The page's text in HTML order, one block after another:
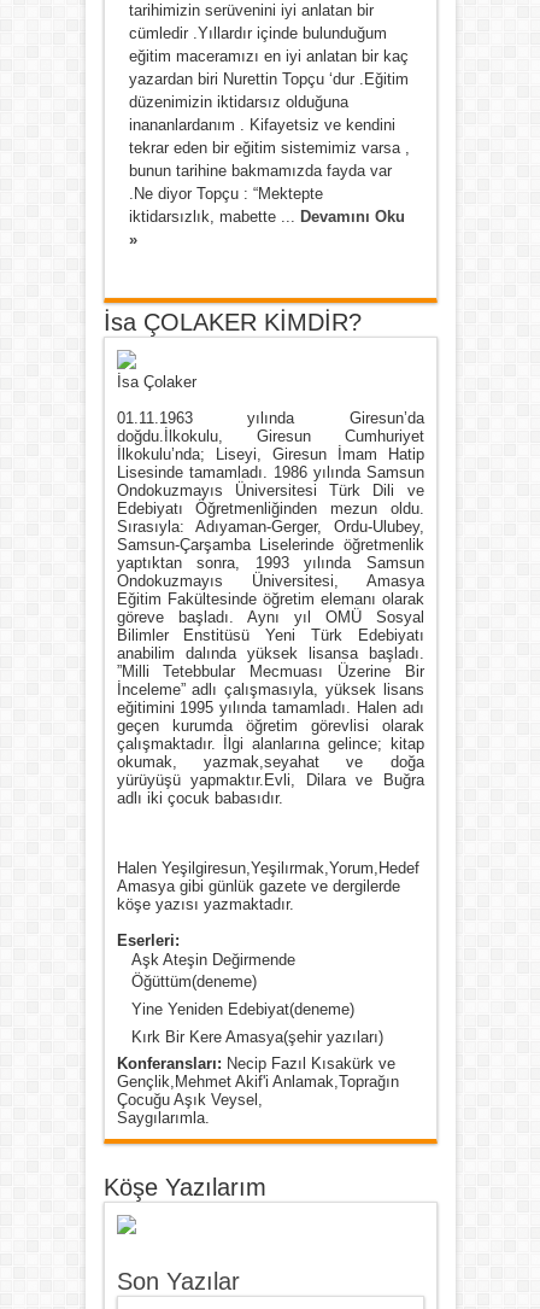
tarihimizin serüvenini iyi anlatan bir
cümledir .Yıllardır içinde bulunduğum
eğitim maceramızı en iyi anlatan bir kaç
yazardan biri Nurettin Topçu ‘dur .Eğitim
düzenimizin iktidarsız olduğuna
inananlardanım . Kifayetsiz ve kendini
tekrar eden bir eğitim sistemimiz varsa ,
bunun tarihine bakmamızda fayda var
.Ne diyor Topçu : “Mektepte
iktidarsızlık, mabette ... Devamını Oku
»
İsa ÇOLAKER KİMDİR?
İsa Çolaker
01.11.1963 yılında Giresun’da
doğdu.İlkokulu, Giresun Cumhuriyet
İlkokulu’nda; Liseyi, Giresun İmam Hatip
Lisesinde tamamladı. 1986 yılında Samsun
Ondokuzmayıs Üniversitesi Türk Dili ve
Edebiyatı Öğretmenliğinden mezun oldu.
Sırasıyla: Adıyaman-Gerger, Ordu-Ulubey,
Samsun-Çarşamba Liselerinde öğretmenlik
yaptıktan sonra, 1993 yılında Samsun
Ondokuzmayıs Üniversitesi, Amasya
Eğitim Fakültesinde öğretim elemanı olarak
göreve başladı. Aynı yıl OMÜ Sosyal
Bilimler Enstitüsü Yeni Türk Edebiyatı
anabilim dalında yüksek lisansa başladı.
”Milli Tetebbular Mecmuası Üzerine Bir
İnceleme” adlı çalışmasıyla, yüksek lisans
eğitimini 1995 yılında tamamladı. Halen adı
geçen kurumda öğretim görevlisi olarak
çalışmaktadır. İlgi alanlarına gelince; kitap
okumak, yazmak,seyahat ve doğa
yürüyüşü yapmaktır.Evli, Dilara ve Buğra
adlı iki çocuk babasıdır.
Halen Yeşilgiresun,Yeşilırmak,Yorum,Hedef
Amasya gibi günlük gazete ve dergilerde
köşe yazısı yazmaktadır.
Eserleri:
Aşk Ateşin Değirmende
Öğüttüm(deneme)
Yine Yeniden Edebiyat(deneme)
Kırk Bir Kere Amasya(şehir yazıları)
Konferansları: Necip Fazıl Kısakürk ve
Gençlik,Mehmet Akif'i Anlamak,Toprağın
Çocuğu Aşık Veysel,
Saygılarımla.
Köşe Yazılarım
Son Yazılar